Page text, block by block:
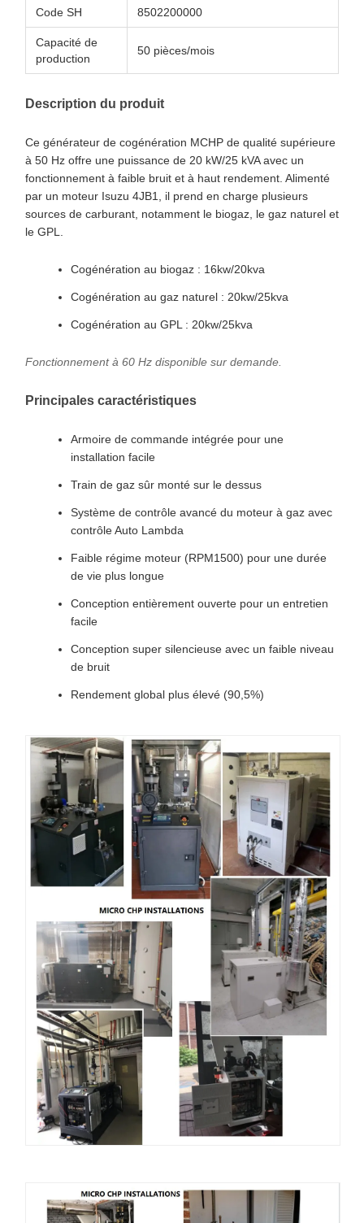
Code SH 8502200000
Capacité de
production
50 pièces/mois
Description du produit
Ce générateur de cogénération MCHP de qualité supérieure
à 50 Hz offre une puissance de 20 kW/25 kVA avec un
fonctionnement à faible bruit et à haut rendement. Alimenté
par un moteur Isuzu 4JB1, il prend en charge plusieurs
sources de carburant, notamment le biogaz, le gaz naturel et
le GPL.
Cogénération au biogaz : 16kw/20kva
Cogénération au gaz naturel : 20kw/25kva
Cogénération au GPL : 20kw/25kva
Fonctionnement à 60 Hz disponible sur demande.
Principales caractéristiques
Armoire de commande intégrée pour une
installation facile
Train de gaz sûr monté sur le dessus
Système de contrôle avancé du moteur à gaz avec
contrôle Auto Lambda
Faible régime moteur (RPM1500) pour une durée
de vie plus longue
Conception entièrement ouverte pour un entretien
facile
Conception super silencieuse avec un faible niveau
de bruit
Rendement global plus élevé (90,5%)